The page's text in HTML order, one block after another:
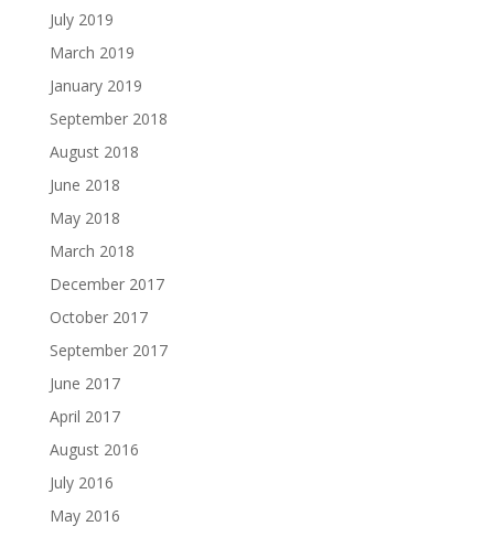
July 2019
March 2019
January 2019
September 2018
August 2018
June 2018
May 2018
March 2018
December 2017
October 2017
September 2017
June 2017
April 2017
August 2016
July 2016
May 2016